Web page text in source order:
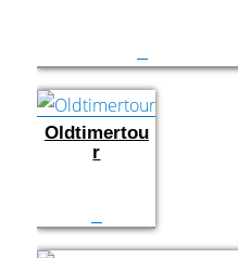
Oldtimertou
r